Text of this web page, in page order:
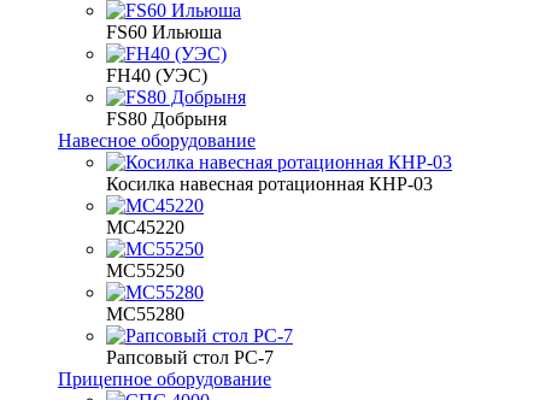
FS60 Ильюша
FH40 (УЭС)
FS80 Добрыня
Навесное оборудование
Косилка навесная ротационная КНР-03
МС45220
МС55250
МС55280
Рапсовый стол РС-7
Прицепное оборудование